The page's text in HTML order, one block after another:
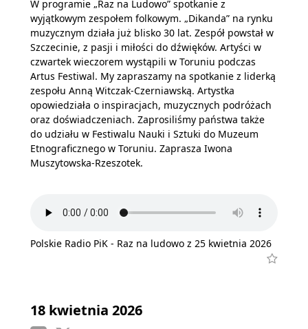
W programie „Raz na Ludowo” spotkanie z
wyjątkowym zespołem folkowym. „Dikanda” na rynku
muzycznym działa już blisko 30 lat. Zespół powstał w
Szczecinie, z pasji i miłości do dźwięków. Artyści w
czwartek wieczorem wystąpili w Toruniu podczas
Artus Festiwal. My zapraszamy na spotkanie z liderką
zespołu Anną Witczak-Czerniawską. Artystka
opowiedziała o inspiracjach, muzycznych podróżach
oraz doświadczeniach. Zaprosiliśmy państwa także
do udziału w Festiwalu Nauki i Sztuki do Muzeum
Etnograficznego w Toruniu. Zaprasza Iwona
Muszytowska-Rzeszotek.
Polskie Radio PiK - Raz na ludowo z 25 kwietnia 2026
18 kwietnia 2026